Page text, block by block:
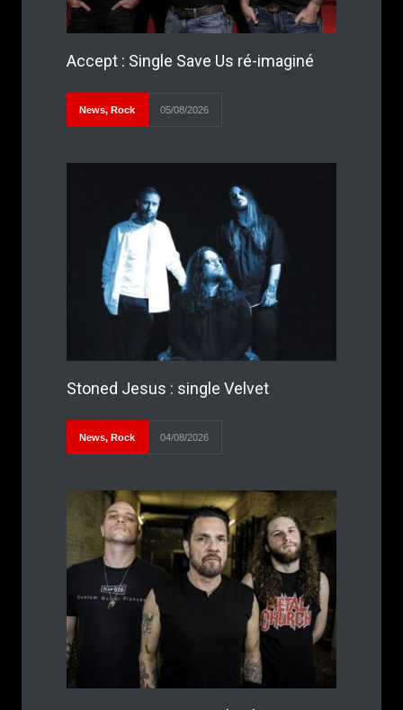
Accept : Single Save Us ré-imaginé
News, Rock 05/08/2026
Stoned Jesus : single Velvet
News, Rock 04/08/2026